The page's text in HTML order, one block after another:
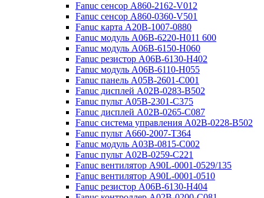
Fanuc сенсор A860-2162-V012
Fanuc сенсор A860-0360-V501
Fanuc карта A20B-1007-0880
Fanuc модуль A06B-6220-H011 600
Fanuc модуль A06B-6150-H060
Fanuc резистор A06B-6130-H402
Fanuc модуль A06B-6110-H055
Fanuc панель A05B-2601-C001
Fanuc дисплей A02B-0283-B502
Fanuc пульт A05B-2301-C375
Fanuc дисплей A02B-0265-C087
Fanuc система управления A02B-0228-B502
Fanuc пульт A660-2007-T364
Fanuc модуль A03B-0815-C002
Fanuc пульт A02B-0259-C221
Fanuc вентилятор A90L-0001-0529/135
Fanuc вентилятор A90L-0001-0510
Fanuc резистор A06B-6130-H404